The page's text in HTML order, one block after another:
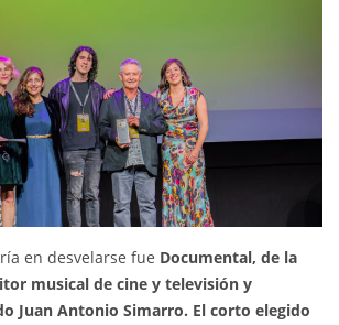
en desvelarse fue Documental, de la
musical de cine y televisión y
Juan Antonio Simarro. El corto elegido